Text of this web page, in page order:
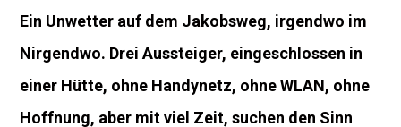
Ein Unwetter auf dem Jakobsweg, irgendwo im
Nirgendwo. Drei Aussteiger, eingeschlossen in
einer Hütte, ohne Handynetz, ohne WLAN, ohne
Hoffnung, aber mit viel Zeit, suchen den Sinn